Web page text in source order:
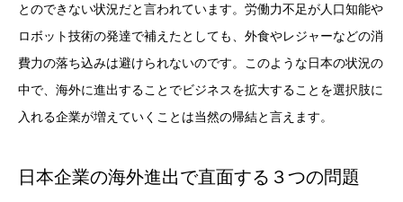
とのできない状況だと言われています。労働力不足が人口知能や
ロボット技術の発達で補えたとしても、外食やレジャーなどの消
費力の落ち込みは避けられないのです。このような日本の状況の
中で、海外に進出することでビジネスを拡大することを選択肢に
入れる企業が増えていくことは当然の帰結と言えます。
日本企業の海外進出で直面する３つの問題